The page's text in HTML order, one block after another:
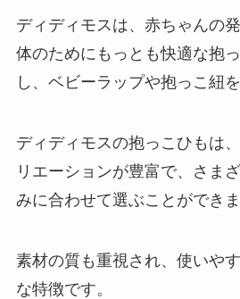
ディディモスは、赤ちゃんの
体のためにもっとも快適な抱
し、ベビーラップや抱っこ紐
ディディモスの抱っこひもは
リエーションが豊富で、さま
みに合わせて選ぶことができま
素材の質も重視され、使いや
な特徴です。